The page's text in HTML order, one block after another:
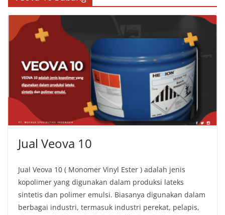
Jual Veova 10
Jual Veova 10 ( Monomer Vinyl Ester ) adalah jenis
kopolimer yang digunakan dalam produksi lateks
sintetis dan polimer emulsi. Biasanya digunakan dalam
berbagai industri, termasuk industri perekat, pelapis,